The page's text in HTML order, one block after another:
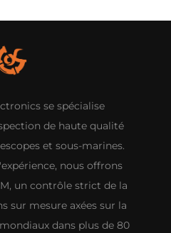
se spécialise
de haute qualité
et sous-marines.
nous offrons
un contrôle strict de la
sur mesure axées sur la
dans plus de 80